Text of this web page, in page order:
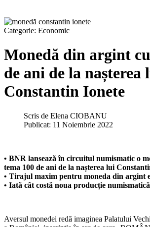
Categorie: Economic
Monedă din argint
de ani de la nașterea
Constantin Ionete
Scris de Elena CIOBANU
Publicat: 11 Noiembrie 2022
• BNR lansează în circuitul numismatic o
tema 100 de ani de la nașterea lui
• Tirajul maxim pentru moneda din argint
• Iată cât costă noua producție
Aversul monedei redă imaginea Palatului